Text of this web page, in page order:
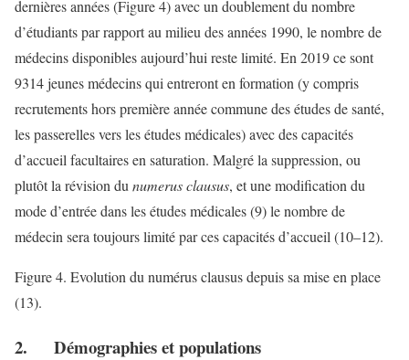
dernières années (Figure 4) avec un doublement du nombre
d’étudiants par rapport au milieu des années 1990, le nombre de
médecins disponibles aujourd’hui reste limité. En 2019 ce sont
9314 jeunes médecins qui entreront en formation (y compris
recrutements hors première année commune des études de santé,
les passerelles vers les études médicales) avec des capacités
d’accueil facultaires en saturation. Malgré la suppression, ou
plutôt la révision du numerus clausus, et une modification du
mode d’entrée dans les études médicales (9) le nombre de
médecin sera toujours limité par ces capacités d’accueil (10–12).
Figure 4. Evolution du numérus clausus depuis sa mise en place
(13).
2. Démographies et populations